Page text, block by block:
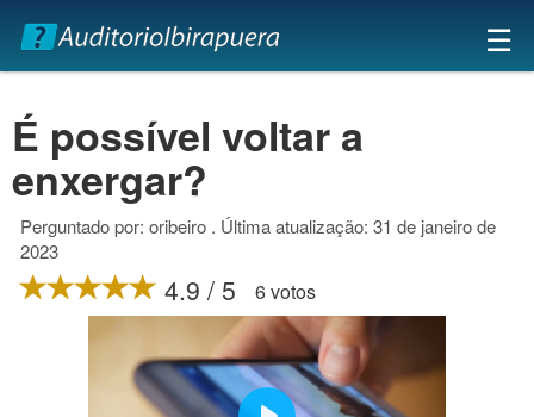
×
☰
É possível voltar a
enxergar?
Perguntado por: oribeiro . Última atualização: 31 de janeiro de
2023
4.9 / 5 6 votos